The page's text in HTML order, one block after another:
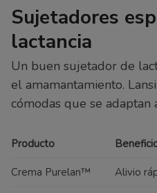
Sujetadores
lactancia
Un buen sujetador de
el amamantamiento.
cómodas que se
Producto
Crema Purelan™ Alivio